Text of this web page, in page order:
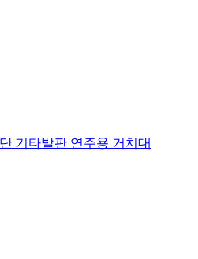
기타발판 연주용 거치대